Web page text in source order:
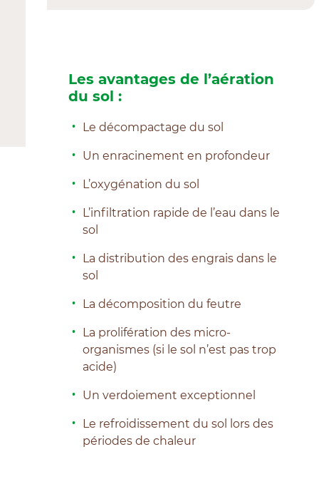
Les avantages de l’aération
du sol :
Le décompactage du sol
Un enracinement en profondeur
L’oxygénation du sol
L’infiltration rapide de l’eau dans le
sol
La distribution des engrais dans le
sol
La décomposition du feutre
La prolifération des micro-
organismes (si le sol n’est pas trop
acide)
Un verdoiement exceptionnel
Le refroidissement du sol lors des
périodes de chaleur